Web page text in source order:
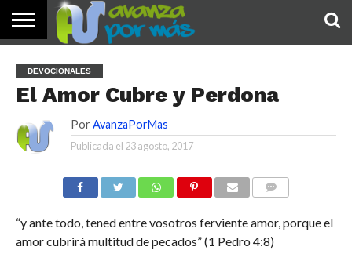
PALABRA
DE HOY
DEVOCIONALES
NOTICIAS
TESTIMONIOS
ORACIONES
SOBRE
NOSOTROS
IMÁGENES
DEVOCIONALES
El Amor Cubre y Perdona
Por AvanzaPorMas
Publicada el 23 agosto, 2017
“y ante todo, tened entre vosotros ferviente amor, porque el
amor cubrirá multitud de pecados” (1 Pedro 4:8)